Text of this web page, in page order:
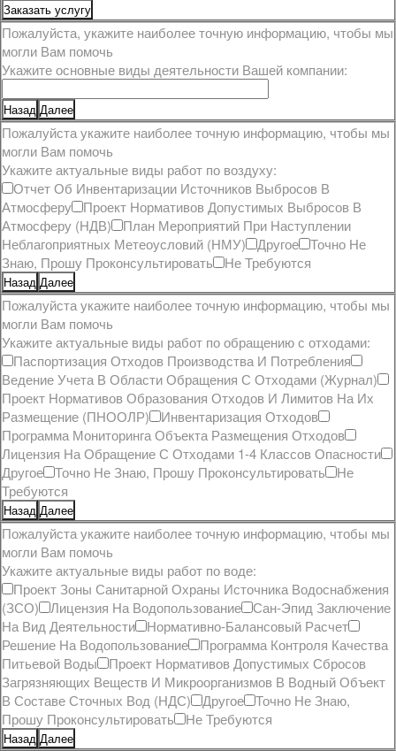
Заказать услугу
Пожалуйста, укажите наиболее точную информацию, чтобы мы
могли Вам помочь
Укажите основные виды деятельности Вашей компании:
Назад Далее
Пожалуйста укажите наиболее точную информацию, чтобы мы
могли Вам помочь
Укажите актуальные виды работ по воздуху:
Отчет Об Инвентаризации Источников Выбросов В
Атмосферу
Проект Нормативов Допустимых Выбросов В
Атмосферу (НДВ)
План Мероприятий При Наступлении
Неблагоприятных Метеоусловий (НМУ)
Другое
Точно Не
Знаю, Прошу Проконсультировать
Не Требуются
Назад Далее
Пожалуйста укажите наиболее точную информацию, чтобы мы
могли Вам помочь
Укажите актуальные виды работ по обращению с отходами:
Паспортизация Отходов Производства И Потребления
Ведение Учета В Области Обращения С Отходами (журнал)
Проект Нормативов Образования Отходов И Лимитов На Их
Размещение (ПНООЛР)
Инвентаризация Отходов
Программа Мониторинга Объекта Размещения Отходов
Лицензия На Обращение С Отходами 1-4 Классов Опасности
Другое
Точно Не Знаю, Прошу Проконсультировать
Не
Требуются
Назад Далее
Пожалуйста укажите наиболее точную информацию, чтобы мы
могли Вам помочь
Укажите актуальные виды работ по воде:
Проект Зоны Санитарной Охраны Источника Водоснабжения
(ЗСО)
Лицензия На Водопользование
Сан-Эпид Заключение
На Вид Деятельности
Нормативно-Балансовый Расчет
Решение На Водопользование
Программа Контроля Качества
Питьевой Воды
Проект Нормативов Допустимых Сбросов
Загрязняющих Веществ И Микроорганизмов В Водный Объект
В Составе Сточных Вод (НДС)
Другое
Точно Не Знаю,
Прошу Проконсультировать
Не Требуются
Назад Далее